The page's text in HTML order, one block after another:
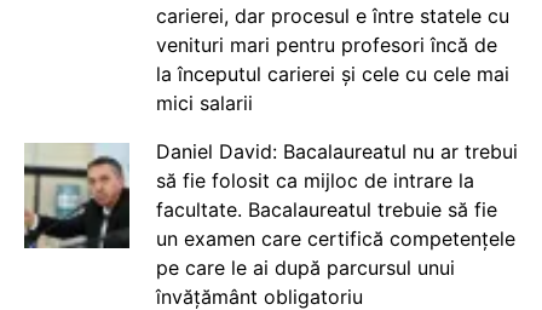
carierei, dar procesul e între statele cu
venituri mari pentru profesori încă de
la începutul carierei și cele cu cele mai
mici salarii
Daniel David: Bacalaureatul nu ar trebui
să fie folosit ca mijloc de intrare la
facultate. Bacalaureatul trebuie să fie
un examen care certifică competențele
pe care le ai după parcursul unui
învățământ obligatoriu